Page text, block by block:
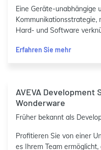
Eine Geräte-unabhängige
Kommunikationsstrategie,
Hard- und Software
Erfahren Sie mehr
AVEVA Development
Wonderware
Früher bekannt als
Profitieren Sie von einer
es Ihrem Team